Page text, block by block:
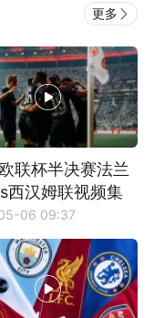
更多
联杯半决赛法兰
西汉姆联视频集
06 09:37